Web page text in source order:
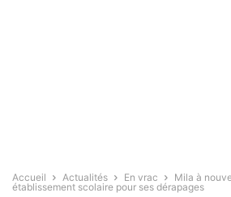
Accueil Actualités En vrac
Mila à
établissement scolaire pour ses dérapages